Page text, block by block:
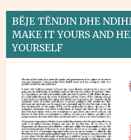
BËJE TËNDIN DHE
MAKE IT YOURS AND
YOURSELF